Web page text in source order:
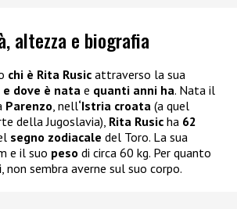
altezza e biografia
chi è Rita Rusic attraverso la sua
e dove è nata e quanti anni ha. Nata il
Parenzo , nell‘Istria croata (a quel
della Jugoslavia), Rita Rusic ha 62
segno zodiacale del Toro. La sua
e il suo peso di circa 60 kg. Per quanto
, non sembra averne sul suo corpo.